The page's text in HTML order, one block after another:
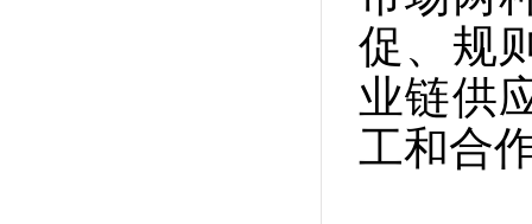
促、规
业链供
工和合